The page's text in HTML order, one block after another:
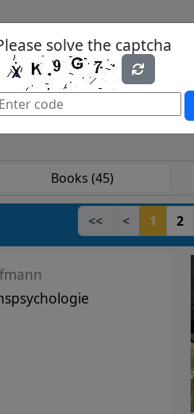
solve the captcha
Yearbook Textbooks
Books (45)
<< < 1 2